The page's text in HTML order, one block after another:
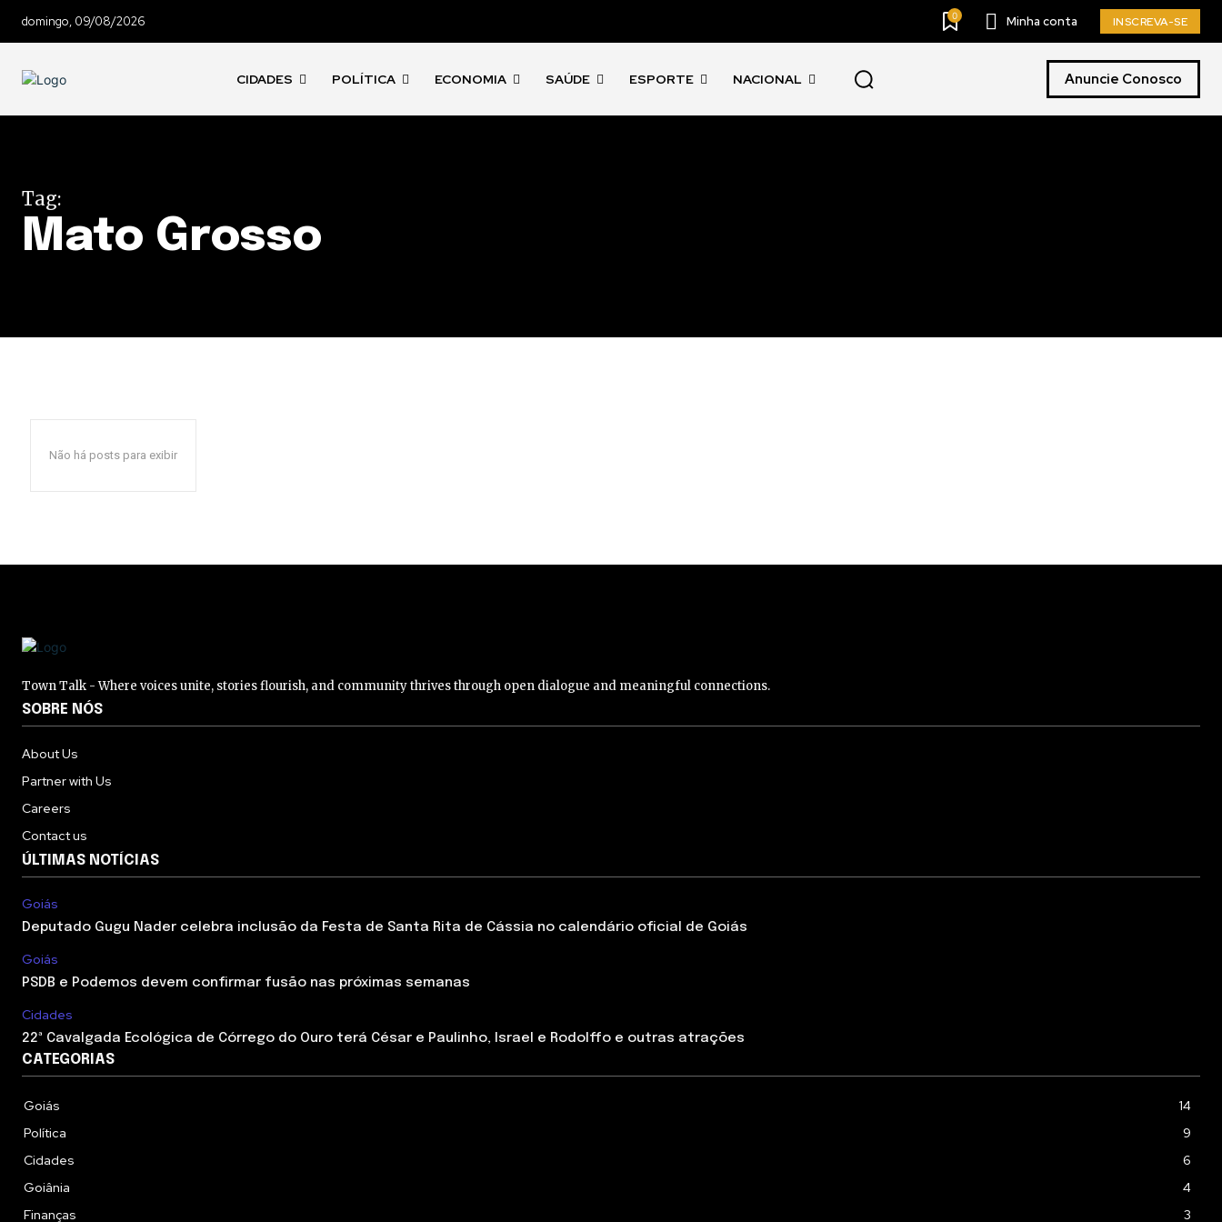
domingo, 09/08/2026 0 Minha conta INSCREVA-SE
CIDADES POLÍTICA ECONOMIA SAÚDE ESPORTE NACIONAL Anuncie Conosco
Tag:
Mato Grosso
Não há posts para exibir
Town Talk - Where voices unite, stories flourish, and community thrives through open dialogue and meaningful connections.
SOBRE NÓS
About Us
Partner with Us
Careers
Contact us
ÚLTIMAS NOTÍCIAS
Goiás
Deputado Gugu Nader celebra inclusão da Festa de Santa Rita de Cássia no calendário oficial de Goiás
Goiás
PSDB e Podemos devem confirmar fusão nas próximas semanas
Cidades
22ª Cavalgada Ecológica de Córrego do Ouro terá César e Paulinho, Israel e Rodolffo e outras atrações
CATEGORIAS
Goiás
14
Política
9
Cidades
6
Goiânia
4
Finanças
3